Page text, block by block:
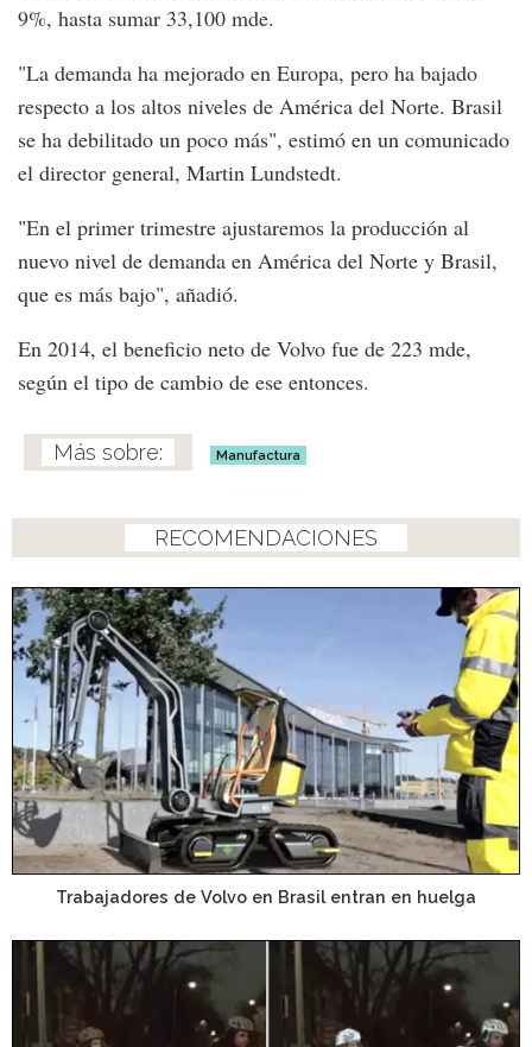
9%, hasta sumar 33,100 mde.
"La demanda ha mejorado en Europa, pero ha bajado
respecto a los altos niveles de América del Norte. Brasil
se ha debilitado un poco más", estimó en un comunicado
el director general, Martin Lundstedt.
"En el primer trimestre ajustaremos la producción al
nuevo nivel de demanda en América del Norte y Brasil,
que es más bajo", añadió.
En 2014, el beneficio neto de Volvo fue de 223 mde,
según el tipo de cambio de ese entonces.
Manufactura
RECOMENDACIONES
Trabajadores de Volvo en Brasil entran en huelga